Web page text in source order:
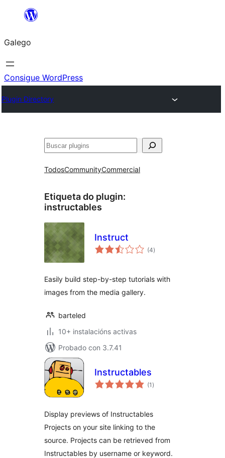
Saltar
contido
Galego
Consigue WordPress
Plugin Directory
Buscar
TodosCommunityCommercial
Etiqueta do plugin:
instructables
Instruct
(4valoracións
totais
)
Easily build step-by-step tutorials with
images from the media gallery.
barteled
10+ instalacións activas
Probado con 3.7.41
Instructables
(1 valoracións
totais
)
Display previews of Instructables
Projects on your site linking to the
source. Projects can be retrieved from
Instructables by username or keyword.